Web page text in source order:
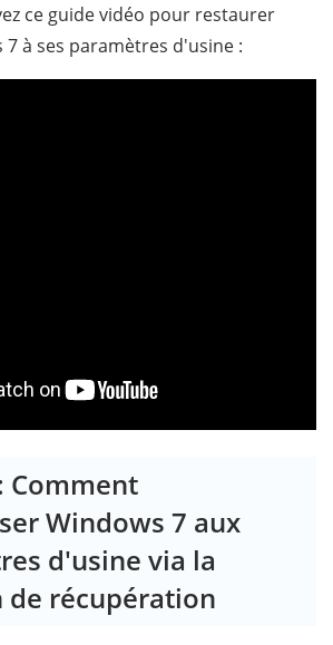
ce guide vidéo pour restaurer
7 à ses paramètres d'usine :
Comment
Windows 7 aux
d'usine via la
récupération